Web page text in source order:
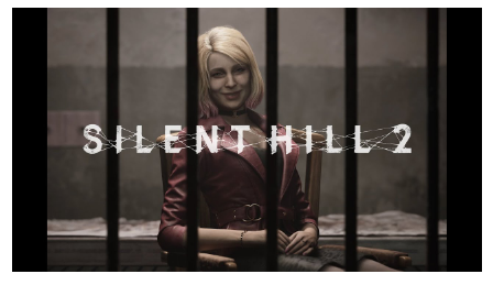
日本モバイルゲーム産業史
日本のモバイルゲーム史における主要なトピック・タイト
ルを網羅するほか、開発者へのインタビューや識者による
解説を掲載。約20年の歴史が一望できる決定版！
若ゲのいたり〜ゲームクリエイターの青春〜
『うつヌケ』『ペンと箸』等で知られるマンガ家・田中圭
一先生によるゲーム業界レポートマンガです。
なんでゲームは面白い？
ゲーム開発者・hamatsu氏がゲームの魅力を画面や操作の
具体的な形から解き明かしていく、硬派で骨太な評論連載